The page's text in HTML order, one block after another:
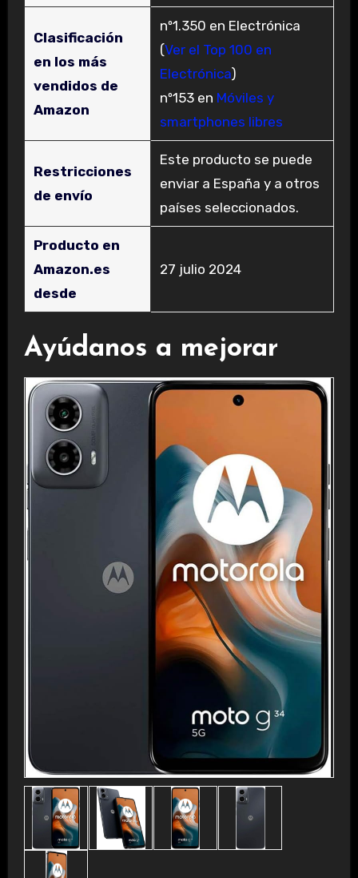
Clasificación
en los más
vendidos de
Amazon
nº1.350 en Electrónica
(Ver el Top 100 en
Electrónica)
nº153 en Móviles y
smartphones libres
Restricciones
de envío
Este producto se puede
enviar a España y a otros
países seleccionados.
Producto en
Amazon.es
desde
27 julio 2024
Ayúdanos a mejorar